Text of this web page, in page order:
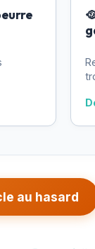
au hasard